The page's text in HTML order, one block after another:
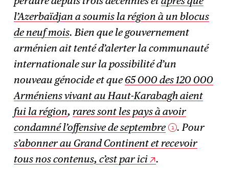
l’Azerbaïdjan a soumis la région à un blocus
de neuf mois. Bien que le gouvernement
arménien ait tenté d’alerter la communauté
internationale sur la possibilité d’un
nouveau génocide et que65 000 des 120 000
Arméniens vivant au Haut-Karabagh aient
fui la région, rares sont les pays à avoir
condamné l’offensive de septembre
1 . Pour
s’abonner au Grand Continent et recevoir
tous nos contenus, c’est par ici
.